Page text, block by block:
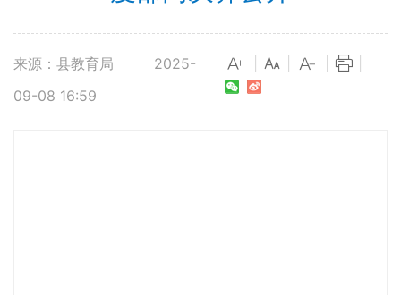
来源：县教育局
2025-
09-08 16:59